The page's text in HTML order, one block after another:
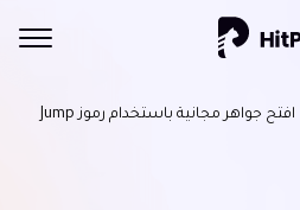
افتح جواهر مجانية باستخدام رموز Jump